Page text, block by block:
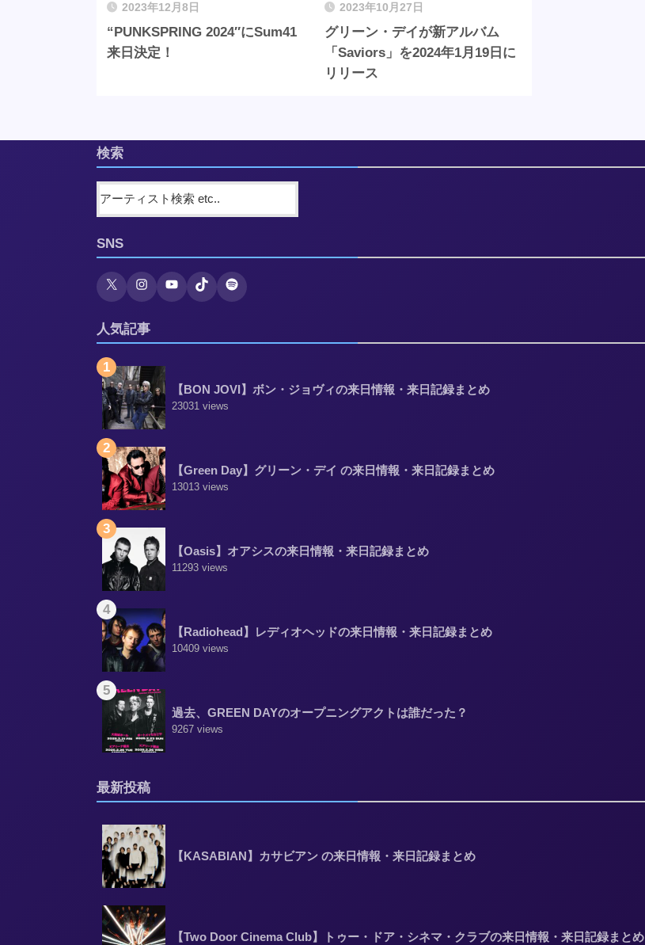
2023年12月8日
“PUNKSPRING 2024″にSum41
来日決定！
2023年10月27日
グリーン・デイが新アルバム
「Saviors」を2024年1月19日に
リリース
検索
SNS
人気記事
1
【BON JOVI】ボン・ジョヴィの来日情報・来日記録まとめ
23031 views
2
【Green Day】グリーン・デイ の来日情報・来日記録まとめ
13013 views
3
【Oasis】オアシスの来日情報・来日記録まとめ
11293 views
4
【Radiohead】レディオヘッドの来日情報・来日記録まとめ
10409 views
5
過去、GREEN DAYのオープニングアクトは誰だった？
9267 views
最新投稿
【KASABIAN】カサビアン の来日情報・来日記録まとめ
【Two Door Cinema Club】トゥー・ドア・シネマ・クラブの来日情報・来日記録まとめ